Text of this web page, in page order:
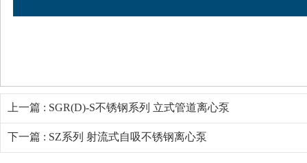
上一篇 : SGR(D)-S不锈钢系列 立式管道离心泵
下一篇 : SZ系列 射流式自吸不锈钢离心泵